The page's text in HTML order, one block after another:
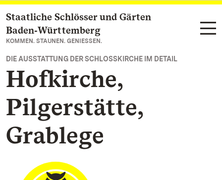
Zum Hauptinhalt springen
Staatliche Schlösser und Gärten
Baden‑Württemberg
KOMMEN. STAUNEN. GENIESSEN.
DIE AUSSTATTUNG DER SCHLOSSKIRCHE IM DETAIL
Hofkirche,
Pilgerstätte,
Grablege